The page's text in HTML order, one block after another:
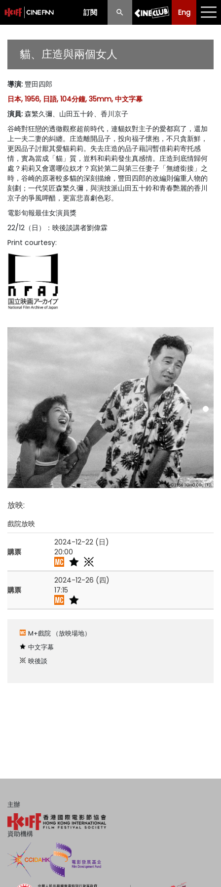
訂閱 Eng
Eng 中文
節目
購票須知
優惠計劃
前期節目
貓、庄造與兩個女人
導演: 豐田四郎
日本, 1956, 日語, 104分鐘, 35mm, 中文字幕
演員: 森繁久彌、山田五十鈴、香川京子
谷崎對狂戀的透徹觀察超前時代，連貓奴對主子的愛都寫了，還加
上一夫二妻的糾纏。庄造離開品子，投向福子懷抱，不只貪新鮮，
更因品子討厭其愛貓莉莉。失去庄造的品子藉詞暫借莉莉寄托感
情，實為當成「貓」質，豈料和莉莉發生真感情。庄造到底情歸何
處？莉莉又會選哪位奴才？寫於第二與第三任妻子「無縫銜接」之
時，谷崎的原著較多貓的深刻描繪，豐田四郎的改編則偏重人物的
刻劃；一代笑匠森繁久彌，與演技派山田五十鈴和青春艷麗的香川
京子的爭風呷醋，更富悲喜劇色彩。
電影旬報最佳女演員獎
22/12（日）：映後談講者劉偉霖
Print courtesy:
放映:
戲院放映
購票
2024-12-22 (日)
20:00
購票
2024-12-26 (四)
17:15
M+戲院 （放映場地）
中文字幕
映後談
主辦
資助機構